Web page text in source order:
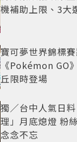
機補助上限、3大
寶可夢世界錦標賽
《Pokémon GO
丘限時登場
獨／台中人氣日
理」月底熄燈 粉
念念不忘